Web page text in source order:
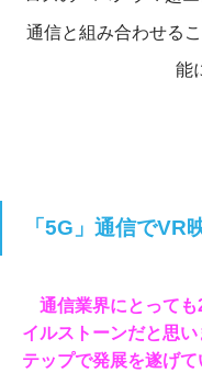
通信と組み合わせる
能
「5G」通信でVR
通信業界にとっても
イルストーンだと思
テップで発展を遂げて